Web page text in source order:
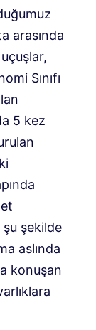
arasında
Sınıfı
5 kez
şekilde
aslında
konuşan